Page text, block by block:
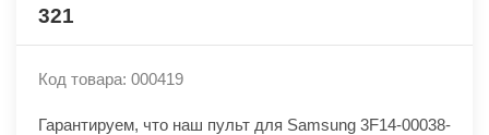
321
Код товара: 000419
Гарантируем, что наш пульт для Samsung 3F14-00038-